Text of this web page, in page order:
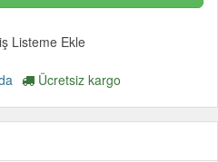
Listeme Ekle
Ücretsiz kargo